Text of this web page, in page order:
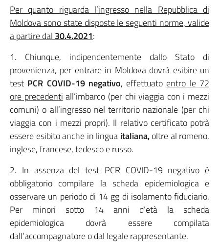
Per quanto riguarda l’ingresso nella Repubblica di
Moldova sono state disposte le seguenti norme, valide
a partire dal 30.4.2021:
1. Chiunque, indipendentemente dallo Stato di
provenienza, per entrare in Moldova dovrà esibire un
test PCR COVID-19 negativo, effettuato entro le 72
ore precedenti all’imbarco (per chi viaggia con i mezzi
comuni) o all’ingresso nel territorio nazionale (per chi
viaggia con i mezzi propri). Il relativo certificato potrà
essere esibito anche in lingua italiana,oltre al romeno,
inglese, francese, tedesco e russo.
2. In assenza del test PCR COVID-19 negativo è
obbligatorio compilare la scheda epidemiologica e
osservare un periodo di 14 gg di isolamento fiduciario.
Per minori sotto 14 anni d’età la scheda
epidemiologica dovrà essere compilata
dall’accompagnatore o dal legale rappresentante.